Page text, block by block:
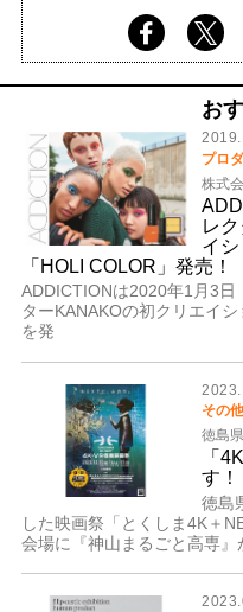
お
プロ
株式
レ
イ
「HOLI COLOR」発売！
ADDICTIONは2020年1月3日
ターKANAKOの初クリエイ
を発
その
徳島県
「
す！
徳島
した映画祭「とくしま4K＋
会場に『神山まるごと高専